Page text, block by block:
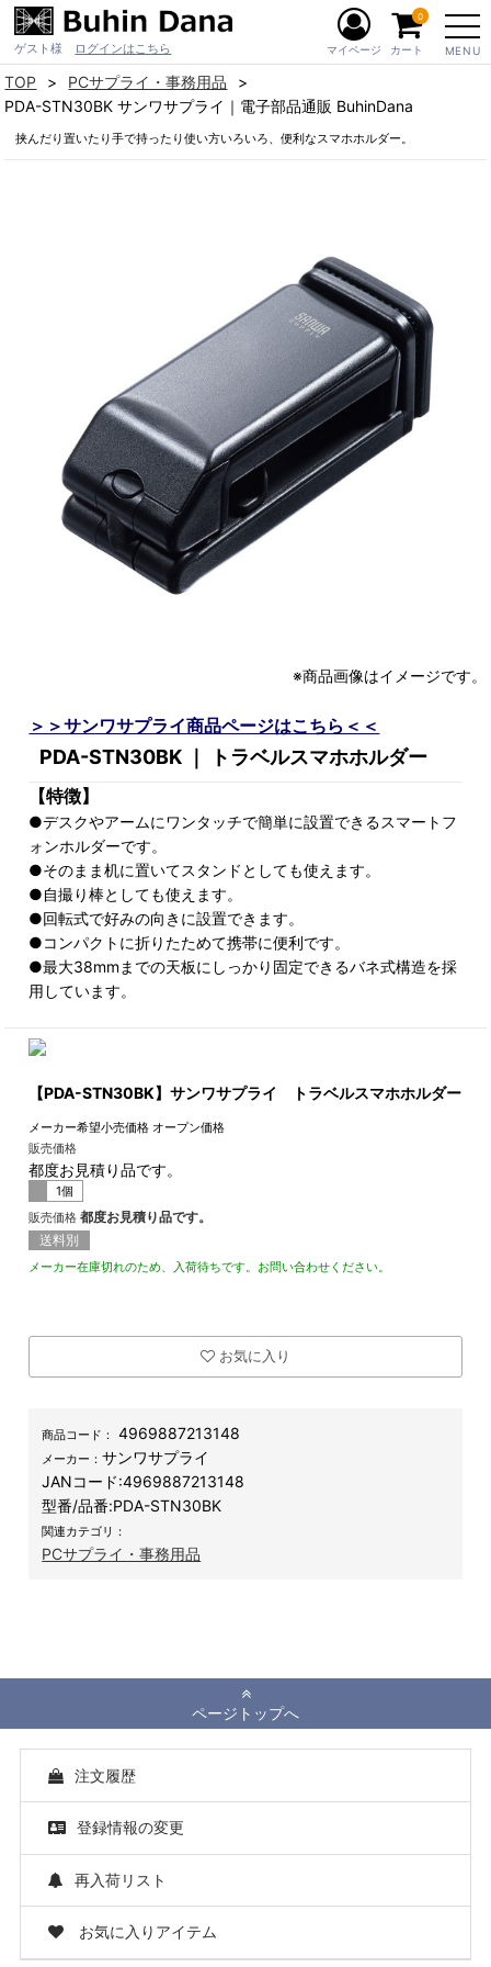
ゲスト様 ログインはこちら MENU
マイページ カート
0
TOP
PCサプライ・事務用品
PDA-STN30BK サンワサプライ｜電子部品通販 BuhinDana
挟んだり置いたり手で持ったり使い方いろいろ、便利なスマホホルダー。
※商品画像はイメージです。
＞＞サンワサプライ商品ページはこちら＜＜
PDA-STN30BK ｜ トラベルスマホホルダー
【特徴】
●デスクやアームにワンタッチで簡単に設置できるスマートフ
ォンホルダーです。
●そのまま机に置いてスタンドとしても使えます。
●自撮り棒としても使えます。
●回転式で好みの向きに設置できます。
●コンパクトに折りたためて携帯に便利です。
●最大38mmまでの天板にしっかり固定できるバネ式構造を採
用しています。
【PDA-STN30BK】サンワサプライ トラベルスマホホルダー
メーカー希望小売価格 オープン価格
販売価格
都度お見積り品です。
1個
販売価格 都度お見積り品です。
送料別
メーカー在庫切れのため、入荷待ちです。お問い合わせください。
お気に入り
商品コード： 4969887213148
メーカー：サンワサプライ
JANコード:4969887213148
型番/品番:PDA-STN30BK
関連カテゴリ：
PCサプライ・事務用品
ページトップへ
注文履歴
登録情報の変更
再入荷リスト
お気に入りアイテム